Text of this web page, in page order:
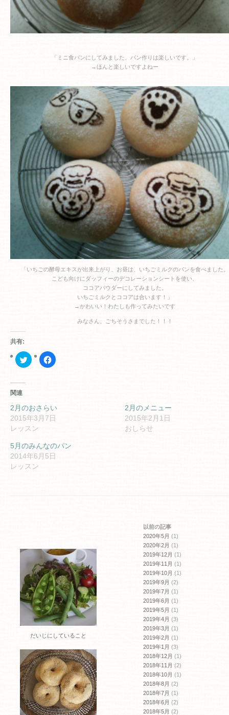
「ミニ食パンにしてみました、パン作りは楽しいです。」
→ほんと楽しいですよねー
「いちごの酵母エキスが出来上がり、お昼は、いちごミルクのパンを食べました。
こども向けにダッフィーのデコレーションシートを使い、
ココアパウダーにしてみました。
いちごミルクとココアは合います！」
→かわいい！わたしも作ってみたいです
みなさん、ごちそうさまでした！！！
共有:
ク
リ
共
有
(新
し
い
ィ
ン
ド
ウ
で
Facebook
で
ク
リ
ッ
く
だ
さ
い
関連
2月のおさらい
2015年3月7日
レッスン
2月のメニュー
2015年2月1日
おしらせ
5月のみんなのパン
2014年6月5日
レッスン
だいじにしていること
以前の記事
2020年5月 (1)
2020年2月 (1)
2019年12月 (1)
2019年11月 (1)
2019年10月 (1)
2019年9月 (2)
2019年7月 (1)
2019年6月 (1)
2019年5月 (1)
2019年4月 (3)
2019年3月 (1)
2019年2月 (1)
2019年1月 (3)
2018年12月 (1)
2018年11月 (2)
2018年10月 (1)
2018年8月 (2)
2018年7月 (1)
2018年6月 (2)
2018年5月 (2)